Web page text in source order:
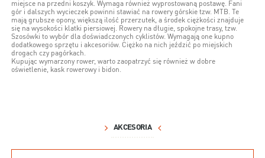
miejsce na przedni koszyk. Wymaga również wyprostowaną postawę. Fani
gór i dalszych wycieczek powinni stawiać na rowery górskie tzw. MTB. Te
mają grubsze opony, większą ilość przerzutek, a środek ciężkości znajduje
się na wysokości klatki piersiowej. Rowery na długie, spokojne trasy, tzw.
Szosówki to wybór dla doświadczonych cyklistów. Wymagają one kupno
dodatkowego sprzętu i akcesoriów. Ciężko na nich jeździć po miejskich
drogach czy pagórkach.
Kupując wymarzony rower, warto zaopatrzyć się również w dobre
oświetlenie, kask rowerowy i bidon.
AKCESORIA